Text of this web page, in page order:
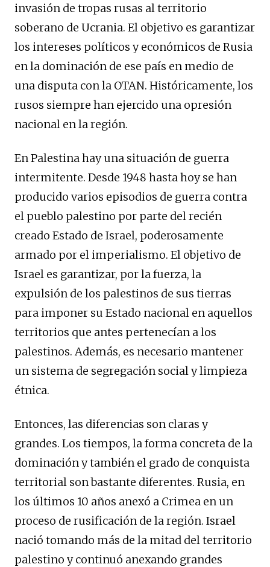
invasión de tropas rusas al territorio
soberano de Ucrania. El objetivo es garantizar
los intereses políticos y económicos de Rusia
en la dominación de ese país en medio de
una disputa con la OTAN. Históricamente, los
rusos siempre han ejercido una opresión
nacional en la región.
En Palestina hay una situación de guerra
intermitente. Desde 1948 hasta hoy se han
producido varios episodios de guerra contra
el pueblo palestino por parte del recién
creado Estado de Israel, poderosamente
armado por el imperialismo. El objetivo de
Israel es garantizar, por la fuerza, la
expulsión de los palestinos de sus tierras
para imponer su Estado nacional en aquellos
territorios que antes pertenecían a los
palestinos. Además, es necesario mantener
un sistema de segregación social y limpieza
étnica.
Entonces, las diferencias son claras y
grandes. Los tiempos, la forma concreta de la
dominación y también el grado de conquista
territorial son bastante diferentes. Rusia, en
los últimos 10 años anexó a Crimea en un
proceso de rusificación de la región. Israel
nació tomando más de la mitad del territorio
palestino y continuó anexando grandes